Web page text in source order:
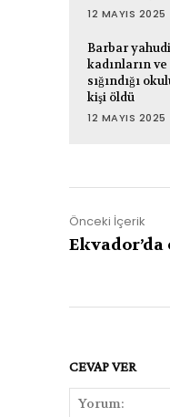
12 MAYIS 2025
Barbar
kadınların
sığındığı
kişi öldü
12 MAYIS 2025
Önceki İçerik
CEVAP VER